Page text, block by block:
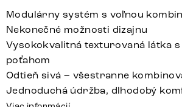
Modulárny systém s voľnou
Nekonečné možnosti dizajnu
Vysokokvalitná texturovaná látka
poťahom
Odtieň sivá – všestranne
Jednoduchá údržba, dlhodobý